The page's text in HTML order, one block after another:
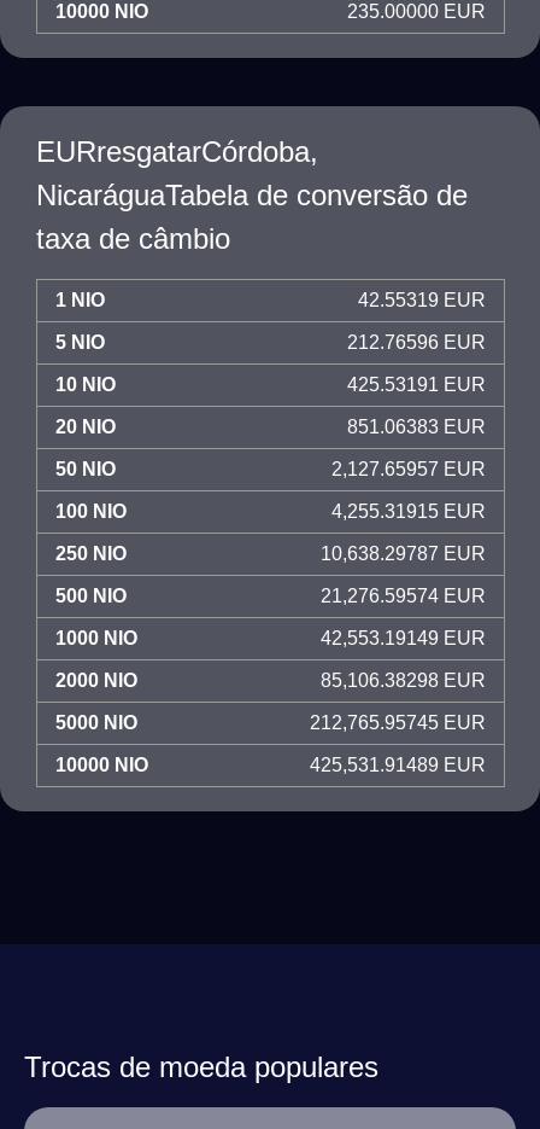
10000 NIO 235.00000 EUR
EURresgatarCórdoba,
NicaráguaTabela de conversão de
taxa de câmbio
1 NIO 42.55319 EUR
5 NIO 212.76596 EUR
10 NIO 425.53191 EUR
20 NIO 851.06383 EUR
50 NIO 2,127.65957 EUR
100 NIO 4,255.31915 EUR
250 NIO 10,638.29787 EUR
500 NIO 21,276.59574 EUR
1000 NIO 42,553.19149 EUR
2000 NIO 85,106.38298 EUR
5000 NIO 212,765.95745 EUR
10000 NIO 425,531.91489 EUR
Trocas de moeda populares